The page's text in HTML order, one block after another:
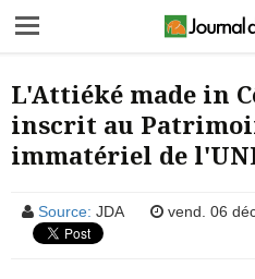
L'Attiéké made in
inscrit au
immatériel de
Source: JDA vend. 06